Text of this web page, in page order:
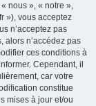
nous », « notre »,
»), vous acceptez
n’acceptez pas
alors n’accédez pas
ces conditions à
Cependant, il
car votre
constitue
mises à jour et/ou